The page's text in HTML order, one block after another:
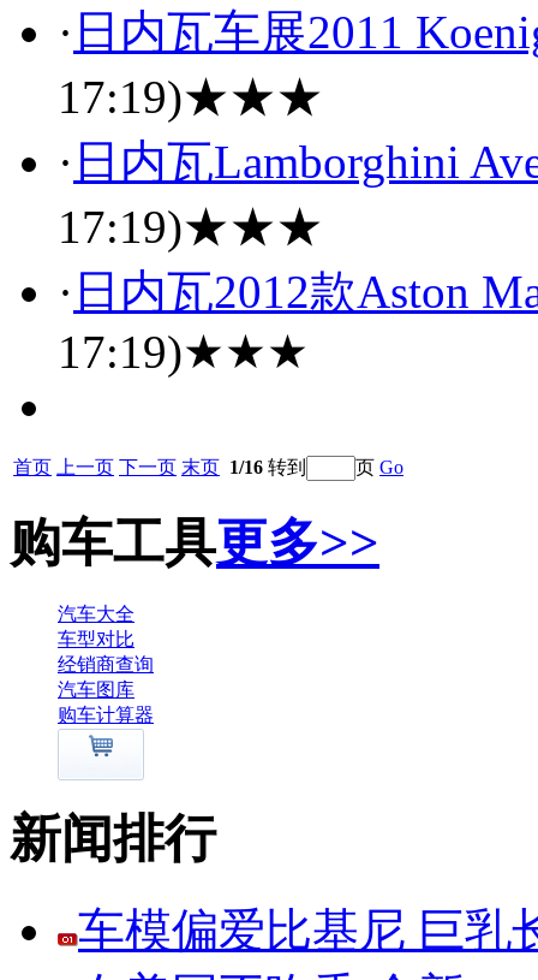
· 日内瓦车展2011
17:19)★★★
· 日内瓦Lamborghini
17:19)★★★
· 日内瓦2012款Aston
17:19)★★★
首页 上一页 下一页 末页 1/16 转到 页 Go
购车工具更多>>
汽车大全
车型对比
经销商查询
汽车图库
购车计算器
新闻排行
车模偏爱比基尼 巨乳